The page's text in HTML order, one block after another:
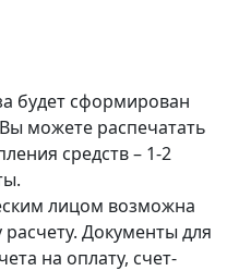
будет сформирован
можете распечатать
средств – 1-2
лицом возможна
Документы для
на оплату, счет-